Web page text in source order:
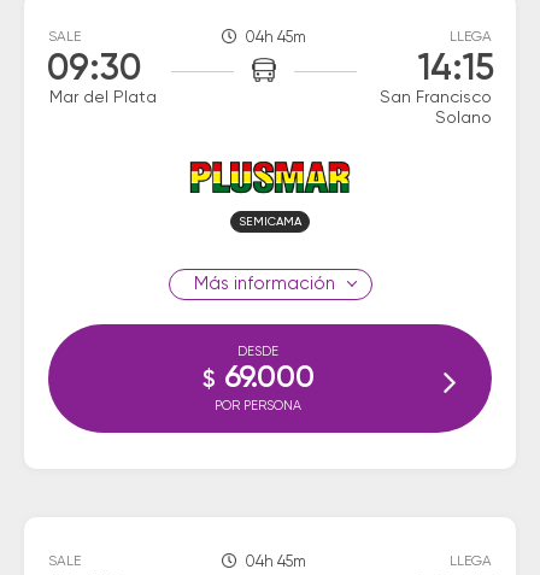
SALE
09:30
Mar del Plata
04h 45m LLEGA
14:15
San Francisco
Solano
SEMICAMA
información
DESDE
$ 69.000
POR PERSONA
SALE 04h 45m LLEGA